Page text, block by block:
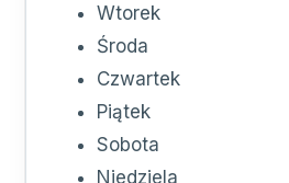
Wtorek
Środa
Czwartek
Piątek
Sobota
Niedziela